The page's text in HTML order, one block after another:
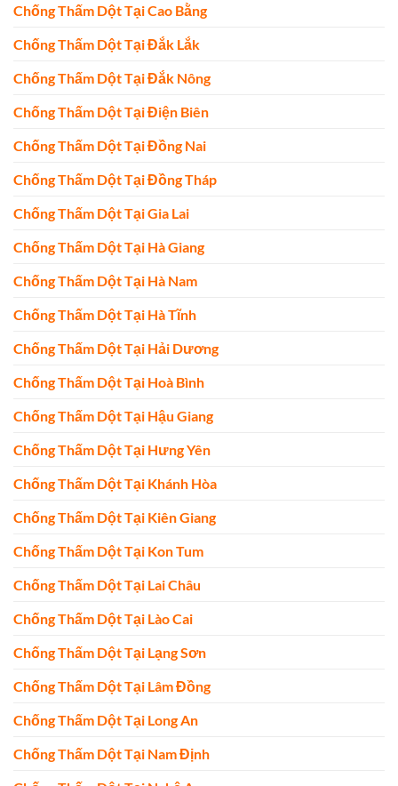
Chống Thấm Dột Tại Cao Bằng
Chống Thấm Dột Tại Đắk Lắk
Chống Thấm Dột Tại Đắk Nông
Chống Thấm Dột Tại Điện Biên
Chống Thấm Dột Tại Đồng Nai
Chống Thấm Dột Tại Đồng Tháp
Chống Thấm Dột Tại Gia Lai
Chống Thấm Dột Tại Hà Giang
Chống Thấm Dột Tại Hà Nam
Chống Thấm Dột Tại Hà Tĩnh
Chống Thấm Dột Tại Hải Dương
Chống Thấm Dột Tại Hoà Bình
Chống Thấm Dột Tại Hậu Giang
Chống Thấm Dột Tại Hưng Yên
Chống Thấm Dột Tại Khánh Hòa
Chống Thấm Dột Tại Kiên Giang
Chống Thấm Dột Tại Kon Tum
Chống Thấm Dột Tại Lai Châu
Chống Thấm Dột Tại Lào Cai
Chống Thấm Dột Tại Lạng Sơn
Chống Thấm Dột Tại Lâm Đồng
Chống Thấm Dột Tại Long An
Chống Thấm Dột Tại Nam Định